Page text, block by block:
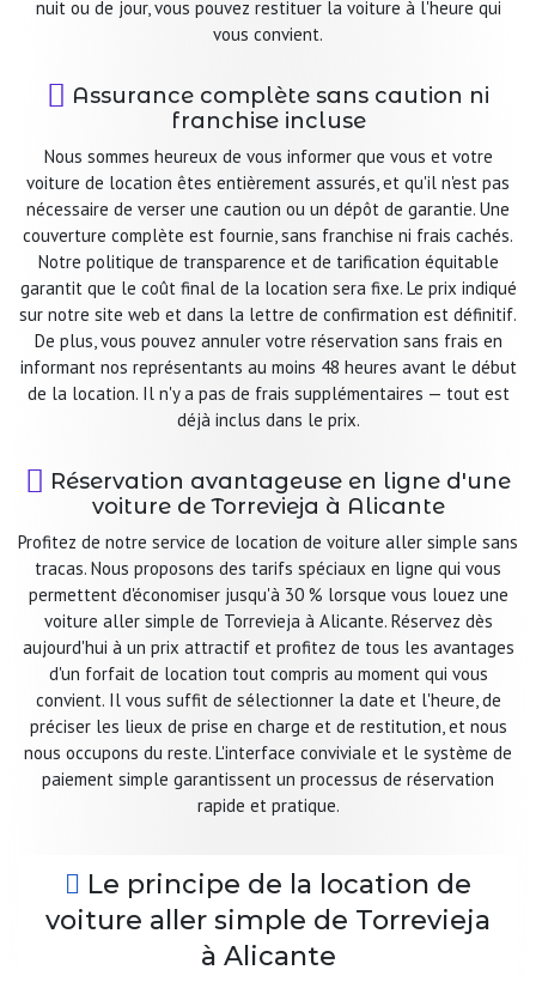
nuit ou de jour, vous pouvez restituer la voiture à l'heure qui
vous convient.
Assurance complète sans caution ni
franchise incluse
Nous sommes heureux de vous informer que vous et votre
voiture de location êtes entièrement assurés, et qu'il n'est pas
nécessaire de verser une caution ou un dépôt de garantie. Une
couverture complète est fournie, sans franchise ni frais cachés.
Notre politique de transparence et de tarification équitable
garantit que le coût final de la location sera fixe. Le prix indiqué
sur notre site web et dans la lettre de confirmation est définitif.
De plus, vous pouvez annuler votre réservation sans frais en
informant nos représentants au moins 48 heures avant le début
de la location. Il n'y a pas de frais supplémentaires — tout est
déjà inclus dans le prix.
Réservation avantageuse en ligne d'une
voiture de Torrevieja à Alicante
Profitez de notre service de location de voiture aller simple sans
tracas. Nous proposons des tarifs spéciaux en ligne qui vous
permettent d'économiser jusqu'à 30 % lorsque vous louez une
voiture aller simple de Torrevieja à Alicante. Réservez dès
aujourd'hui à un prix attractif et profitez de tous les avantages
d'un forfait de location tout compris au moment qui vous
convient. Il vous suffit de sélectionner la date et l'heure, de
préciser les lieux de prise en charge et de restitution, et nous
nous occupons du reste. L'interface conviviale et le système de
paiement simple garantissent un processus de réservation
rapide et pratique.
Le principe de la location de
voiture aller simple de Torrevieja
à Alicante